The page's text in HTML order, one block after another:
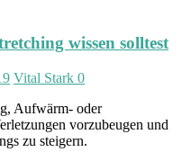
wissen solltest
Vital Stark 0
Aufwärm- oder
vorzubeugen und
zu steigern.